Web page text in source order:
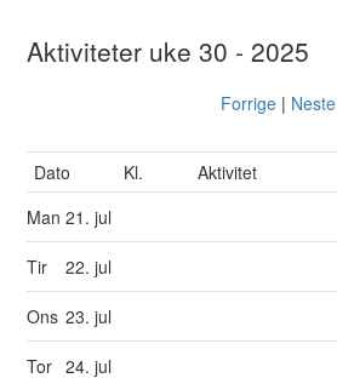
Aktiviteter uke 30 - 2025
Forrige| Neste
Dato Kl. Aktivitet
Man21. jul
Tir 22. jul
Ons 23. jul
Tor 24. jul